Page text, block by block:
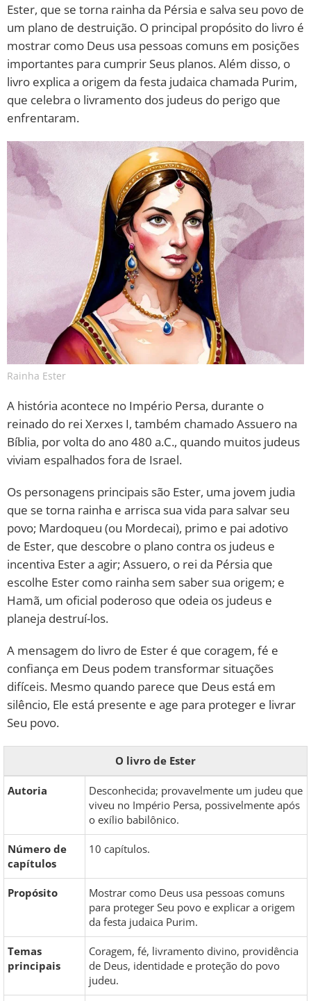
PERGUNTE À BÍBLIA IA
TERMO BÍBLICO JOGOS
QUEM SOMOS
LOJA BÍBLIAON
Ester, que se torna rainha da Pérsia e salva seu povo de
um plano de destruição. O principal propósito do livro é
mostrar como Deus usa pessoas comuns em posições
importantes para cumprir Seus planos. Além disso, o
livro explica a origem da festa judaica chamada Purim,
que celebra o livramento dos judeus do perigo que
enfrentaram.
Rainha Ester
A história acontece no Império Persa, durante o
reinado do rei Xerxes I, também chamado Assuero na
Bíblia, por volta do ano 480 a.C., quando muitos judeus
viviam espalhados fora de Israel.
Os personagens principais são Ester, uma jovem judia
que se torna rainha e arrisca sua vida para salvar seu
povo; Mardoqueu (ou Mordecai), primo e pai adotivo
de Ester, que descobre o plano contra os judeus e
incentiva Ester a agir; Assuero, o rei da Pérsia que
escolhe Ester como rainha sem saber sua origem; e
Hamã, um oficial poderoso que odeia os judeus e
planeja destruí-los.
A mensagem do livro de Ester é que coragem, fé e
confiança em Deus podem transformar situações
difíceis. Mesmo quando parece que Deus está em
silêncio, Ele está presente e age para proteger e livrar
Seu povo.
O livro de Ester
Autoria
Desconhecida; provavelmente um judeu que
viveu no Império Persa, possivelmente após
o exílio babilônico.
Número de
capítulos
10 capítulos.
Propósito
Mostrar como Deus usa pessoas comuns
para proteger Seu povo e explicar a origem
da festa judaica Purim.
Temas
principais
Coragem, fé, livramento divino, providência
de Deus, identidade e proteção do povo
judeu.